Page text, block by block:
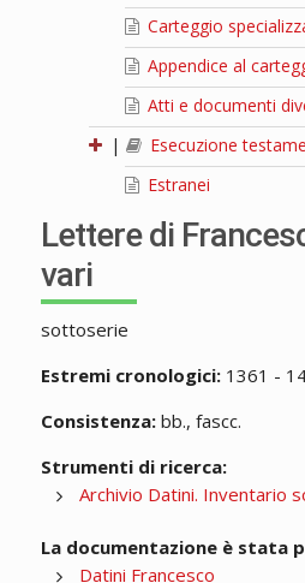
Carteggio
Appendice al
Atti e documenti
|
Esecuzione
Estranei
Lettere di
vari
sottoserie
Estremi cronologici:1361 -
Consistenza:bb., fascc.
Strumenti di ricerca:
Archivio Datini. Inventario
La documentazione è stata
Datini Francesco